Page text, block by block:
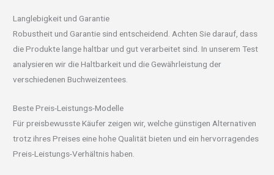
Langlebigkeit und Garantie
Robustheit und Garantie sind entscheidend. Achten Sie darauf, dass
die Produkte lange haltbar und gut verarbeitet sind. In unserem Test
analysieren wir die Haltbarkeit und die Gewährleistung der
verschiedenen Buchweizentees.
Beste Preis-Leistungs-Modelle
Für preisbewusste Käufer zeigen wir, welche günstigen Alternativen
trotz ihres Preises eine hohe Qualität bieten und ein hervorragendes
Preis-Leistungs-Verhältnis haben.